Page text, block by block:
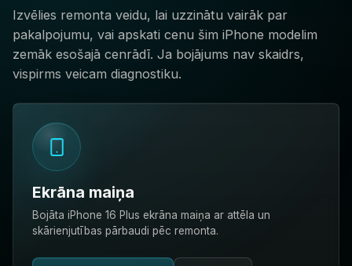
Izvēlies remonta veidu, lai uzzinātu vairāk par
pakalpojumu, vai apskati cenu šim iPhone modelim
zemāk esošajā cenrādī. Ja bojājums nav skaidrs,
vispirms veicam diagnostiku.
Ekrāna maiņa
Bojāta iPhone 16 Plus ekrāna maiņa ar attēla un
skārienjutības pārbaudi pēc remonta.